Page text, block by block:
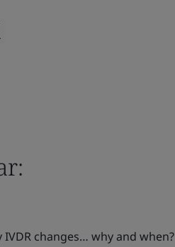
IVDR changes… why and when?